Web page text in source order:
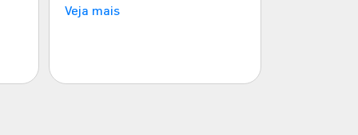
Veja mais